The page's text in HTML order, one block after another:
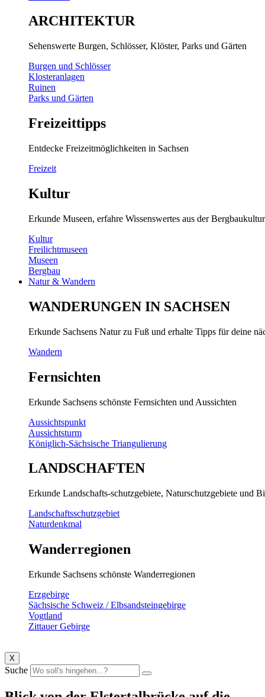
ARCHITEKTUR
Sehenswerte Burgen, Schlösser, Klöster, Parks und Gärten
Burgen und Schlösser
Klosteranlagen
Ruinen
Parks und Gärten
Freizeittipps
Entdecke Freizeitmöglichkeiten in Sachsen
Freizeit
Kultur
Erkunde Museen, erfahre Wissenswertes aus der
Kultur
Freilichtmuseen
Museen
Bergbau
Natur & Wandern
WANDERUNGEN IN SACHSEN
Erkunde Sachsens Natur zu Fuß und erhalte Tipps für deine
Wandern
Fernsichten
Erkunde Sachsens schönste Fernsichten und Aussichten
Aussichtspunkt
Aussichtsturm
Königlich-Sächsische Triangulierung
LANDSCHAFTEN
Erkunde Landschafts-schutzgebiete, Naturschutzgebiete und
Landschaftsschutzgebiet
Naturdenkmal
Wanderregionen
Erkunde Sachsens schönste Wanderregionen
Erzgebirge
Sächsische Schweiz / Elbsandsteingebirge
Vogtland
Zittauer Gebirge
X
Suche